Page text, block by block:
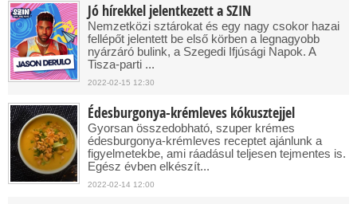
Jó hírekkel jelentkezett a SZIN
Nemzetközi sztárokat és egy nagy csokor hazai
fellépőt jelentett be első körben a legnagyobb
nyárzáró bulink, a Szegedi Ifjúsági Napok. A
Tisza-parti ...
2022-02-15 12:30
Édesburgonya-krémleves kókusztejjel
Gyorsan összedobható, szuper krémes
édesburgonya-krémleves receptet ajánlunk a
figyelmetekbe, ami ráadásul teljesen tejmentes is.
Egész évben elkészít...
2022-02-14 12:00